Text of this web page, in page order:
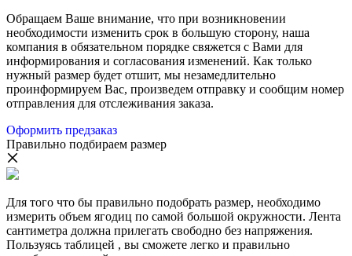
Обращаем Ваше внимание, что при возникновении
необходимости изменить срок в большую сторону, наша
компания в обязательном порядке свяжется с Вами для
информирования и согласования изменений. Как только
нужный размер будет отшит, мы незамедлительно
проинформируем Вас, произведем отправку и сообщим номер
отправления для отслеживания заказа.
Оформить предзаказ
Правильно подбираем размер
Для того что бы правильно подобрать размер, необходимо
измерить объем ягодиц по самой большой окружности. Лента
сантиметра должна прилегать свободно без напряжения.
Пользуясь таблицей , вы сможете легко и правильно